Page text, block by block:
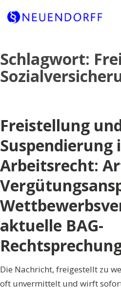
to
content
Schlagwort:
Freistellung
Suspendierung
Arbeitsrecht:
aktuelle BAG-
Die Nachricht, freigestellt zu
oft unvermittelt und wirft